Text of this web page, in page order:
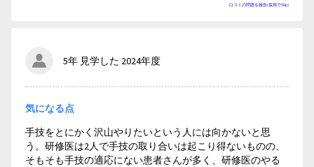
口コミの問題を報告(採用で50p)
5年 見学した 2024年度
気になる点
手技をとにかく沢山やりたいという人には向かないと思
う。研修医は2人で手技の取り合いは起こり得ないものの、
そもそも手技の適応にない患者さんが多く、研修医のやる